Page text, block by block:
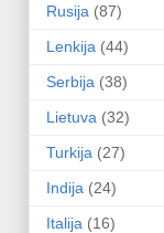
Rusija (87)
Lenkija (44)
Serbija (38)
Lietuva (32)
Turkija (27)
Indija (24)
Italija (16)